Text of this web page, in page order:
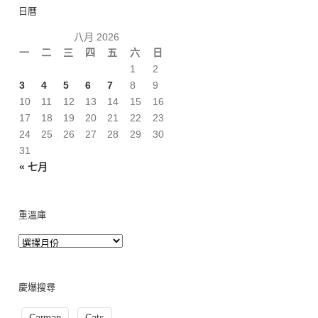
日曆
八月 2026
一
二 三 四 五 六 日
« 七月
1
2
3
4 5 6 7 8
9
10
11 12 13 14 15
16
17
18 19 20 21 22
23
24
25 26 27 28 29
30
31
重溫庫
慶爆搜尋